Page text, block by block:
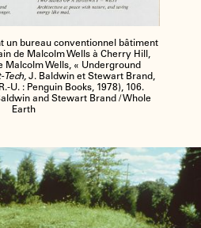
un bureau conventionnel bâtiment
de Malcolm Wells à Cherry Hill,
Malcolm Wells, « Underground
Tech, J. Baldwin et Stewart Brand,
U. : Penguin Books, 1978), 106.
and Stewart Brand / Whole
Earth